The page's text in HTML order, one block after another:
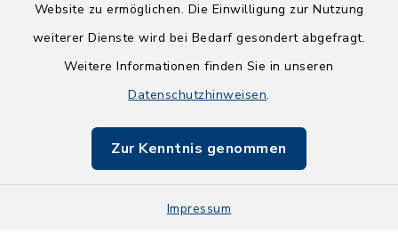
Website zu ermöglichen. Die Einwilligung zur Nutzung
weiterer Dienste wird bei Bedarf gesondert abgefragt.
Weitere Informationen finden Sie in unseren
Datenschutzhinweisen.
Zur Kenntnis genommen
Impressum
Datenschutz
Sitemap
Zugangseröffnung